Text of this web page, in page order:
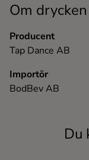
Om drycken
Producent
Tap Dance AB
Importör
BodBev AB
Du